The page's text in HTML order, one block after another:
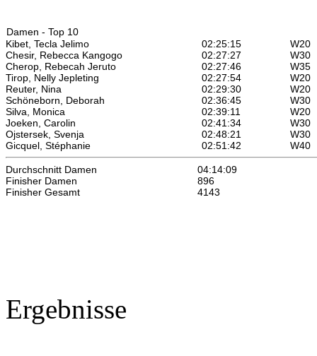
Damen - Top 10
Kibet, Tecla Jelimo
02:25:15 W20
Chesir, Rebecca Kangogo
02:27:27 W30
Cherop, Rebecah Jeruto
02:27:46 W35
Tirop, Nelly Jepleting
02:27:54 W20
Reuter, Nina
02:29:30 W20
Schöneborn, Deborah
02:36:45 W30
Silva, Monica
02:39:11 W20
Joeken, Carolin
02:41:34 W30
Ojstersek, Svenja
02:48:21 W30
Gicquel, Stéphanie
02:51:42 W40
Durchschnitt Damen
04:14:09
Finisher Damen
896
Finisher Gesamt
4143
Ergebnisse